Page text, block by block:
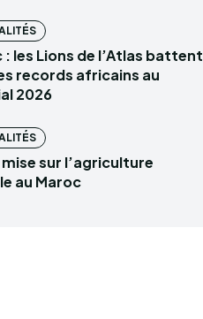
: les Lions de l’Atlas battent
records africains au
2026
sur l’agriculture
au Maroc